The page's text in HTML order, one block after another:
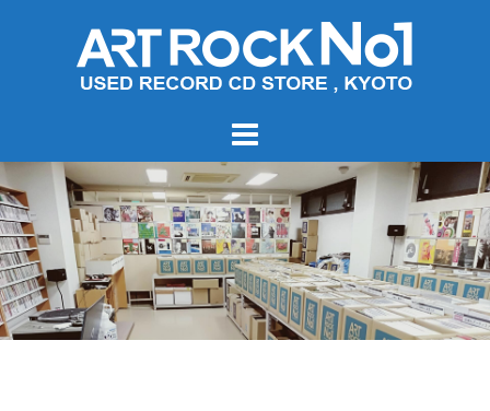
へ
ス
キ
ッ
プ